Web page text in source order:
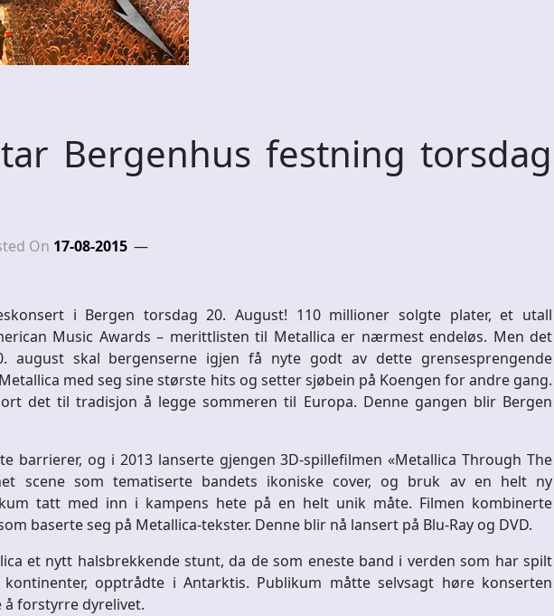
Bergenhus festning torsdag
On 17-08-2015
i Bergen torsdag 20. August! 110 millioner solgte plater, et utall
Music Awards – merittlisten til Metallica er nærmest endeløs. Men det
skal bergenserne igjen få nyte godt av dette grensesprengende
med seg sine største hits og setter sjøbein på Koengen for andre gang.
det til tradisjon å legge sommeren til Europa. Denne gangen blir Bergen
barrierer, og i 2013 lanserte gjengen 3D-spillefilmen «Metallica Through The
scene som tematiserte bandets ikoniske cover, og bruk av en helt ny
tatt med inn i kampens hete på en helt unik måte. Filmen kombinerte
baserte seg på Metallica-tekster. Denne blir nå lansert på Blu-Ray og DVD.
et nytt halsbrekkende stunt, da de som eneste band i verden som har spilt
opptrådte i Antarktis. Publikum måtte selvsagt høre konserten
forstyrre dyrelivet.